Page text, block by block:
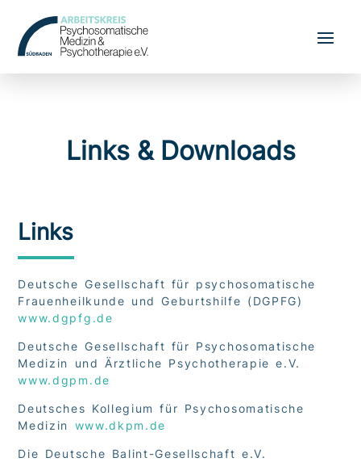
Links & Downloads
Links
Deutsche Gesellschaft für psychosomatische
Frauenheilkunde und Geburtshilfe (DGPFG)
www.dgpfg.de
Deutsche Gesellschaft für Psychosomatische
Medizin und Ärztliche Psychotherapie e.V.
www.dgpm.de
Deutsches Kollegium für Psychosomatische
Medizin www.dkpm.de
Die Deutsche Balint-Gesellschaft e.V.